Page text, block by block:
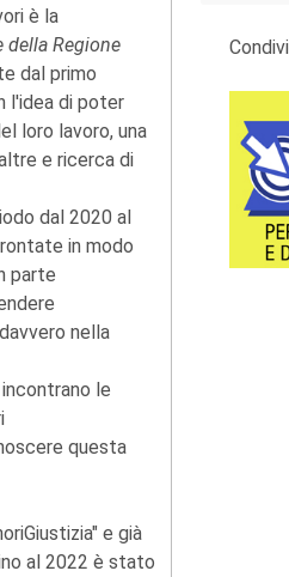
è la
della Regione
dal primo
l'idea di poter
loro lavoro, una
e ricerca di
dal 2020 al
in modo
parte
nella
le
questa
e già
al 2022 è stato